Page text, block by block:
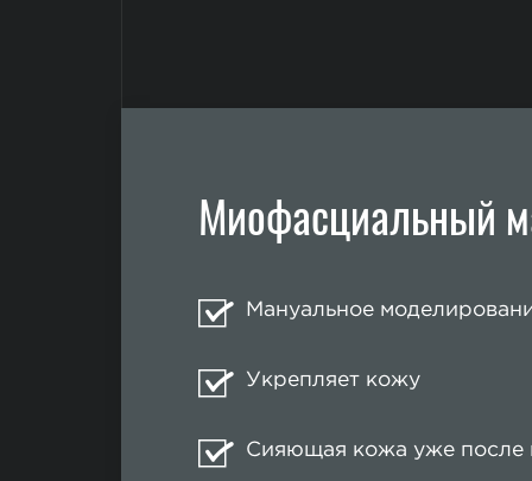
Миофасциальный
Мануальное
Укрепляет кожу
Сияющая кожа уже после